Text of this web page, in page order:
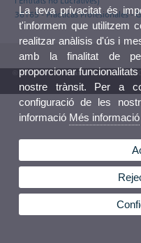
36165 - Prácticas Profesionales -
© 2026 UV. - Av. Blasco Ibáñez, 13.
La teva privacitat és
t'informem que utilitzem
realitzar anàlisis d'ús i
amb la finalitat de
proporcionar
nostre trànsit. Per a
configuració de les
informació Més informació